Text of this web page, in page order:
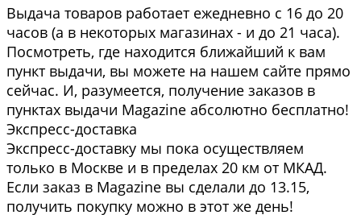
Выдача товаров работает ежедневно с 16 до 20
часов (а в некоторых магазинах - и до 21 часа).
Посмотреть, где находится ближайший к вам
пункт выдачи, вы можете на нашем сайте прямо
сейчас. И, разумеется, получение заказов в
пунктах выдачи Magazine абсолютно бесплатно!
Экспресс-доставка
Экспресс-доставку мы пока осуществляем
только в Москве и в пределах 20 км от МКАД.
Если заказ в Magazine вы сделали до 13.15,
получить покупку можно в этот же день!